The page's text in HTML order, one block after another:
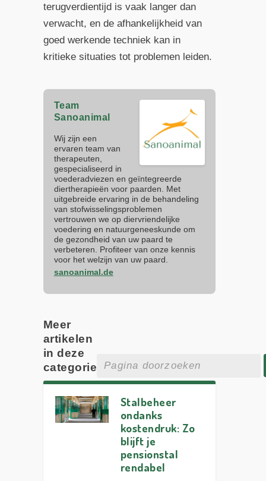
terugverdientijd is vaak langer dan
verwacht, en de afhankelijkheid van
goed werkende techniek kan in
kritieke situaties tot problemen leiden.
Team
Sanoanimal
Wij zijn een
ervaren team van
therapeuten,
gespecialiseerd in
voederadviezen en geïntegreerde
diertherapieën voor paarden. Met
uitgebreide ervaring in de behandeling
van stofwisselingsproblemen
vertrouwen we op diervriendelijke
voedering en natuurgeneeskunde om
de gezondheid van uw paard te
verbeteren. Profiteer van onze kennis
voor het welzijn van uw paard.
sanoanimal.de
Meer
artikelen
in deze
categorie
Stalbeheer
ondanks
kostendruk: Zo
blijft je
pensionstal
rendabel